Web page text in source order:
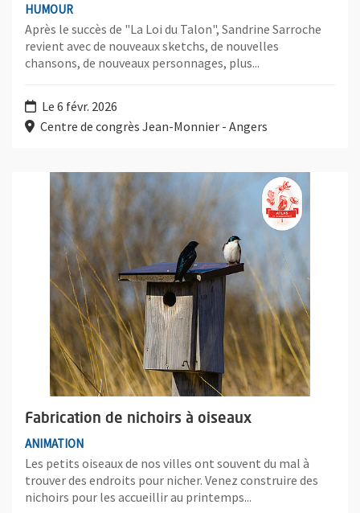
HUMOUR
Après le succès de "La Loi du Talon", Sandrine Sarroche
revient avec de nouveaux sketchs, de nouvelles
chansons, de nouveaux personnages, plus...
Le 6 févr. 2026
Centre de congrès Jean-Monnier - Angers
Fabrication de nichoirs à oiseaux
ANIMATION
Les petits oiseaux de nos villes ont souvent du mal à
trouver des endroits pour nicher. Venez construire des
nichoirs pour les accueillir au printemps...
Plus d'information sur l'évènement : Fabrication de nichoirs à